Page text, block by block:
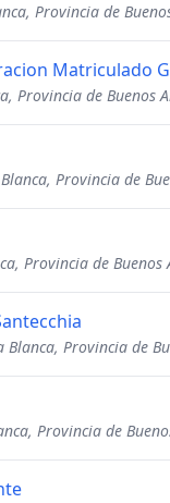
Provincia de
Provincia de Buenos
Provincia de
Provincia de Buenos
Blanca, Provincia de
Provincia de